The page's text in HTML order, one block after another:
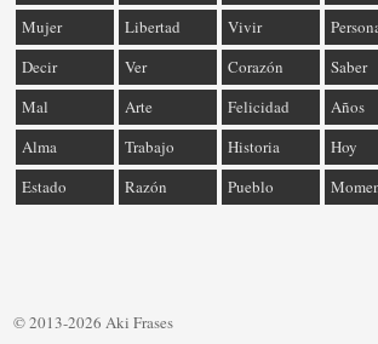
Mujer
Libertad Vivir
Decir
Ver Corazón
Saber
Mal
Arte Felicidad
Años
Alma
Trabajo Historia
Hoy
Estado
Razón Pueblo
© 2013-2026 Aki Frases